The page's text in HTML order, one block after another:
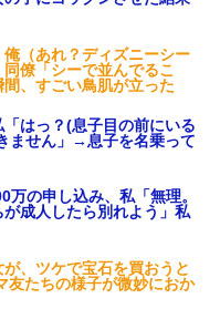
になってて気づくと逃
ﾀﾋんじゃうよ」って泣
（あれ？ディズニーシー
僚「シーで並んでるこ
、すごい鳥肌が立った
はっ？(息子目の前にいる
ません」→息子を名乗って
の申し込み、私「無理。
成人したら別れよう」私
、ツケで宝石を買おうと
たちの様子が微妙におか